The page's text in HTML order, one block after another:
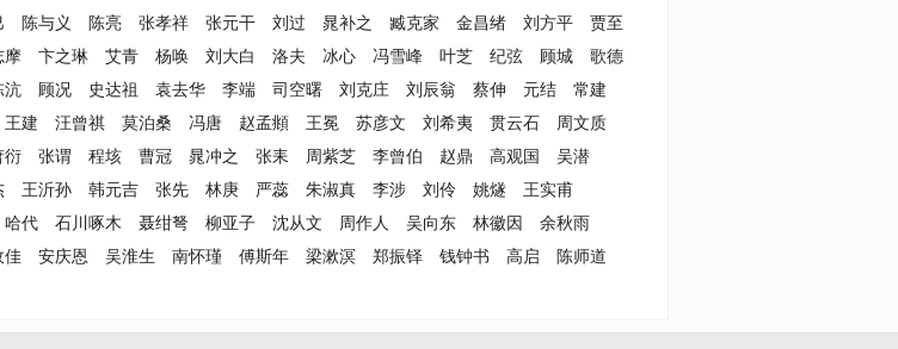
陈与义 陈亮 张孝祥 张元干 刘过 晁补之 臧克家 金昌绪 刘方平
贾至
摩 卞之琳 艾青 杨唤 刘大白 洛夫 冰心 冯雪峰 叶芝 纪弦 顾城
歌德
沆 顾况 史达祖 袁去华 李端 司空曙 刘克庄 刘辰翁 蔡伸 元结
常建
王建 汪曾祺 莫泊桑 冯唐 赵孟頫 王冕 苏彦文 刘希夷 贯云石
周文质
衍 张谓 程垓 曹冠 晁冲之 张耒 周紫芝 李曾伯 赵鼎 高观国
吴潜
王沂孙 韩元吉 张先 林庚 严蕊 朱淑真 李涉 刘伶 姚燧
王实甫
哈代 石川啄木 聂绀弩 柳亚子 沈从文 周作人 吴向东 林徽因
余秋雨
佳 安庆恩 吴淮生 南怀瑾 傅斯年 梁漱溟 郑振铎 钱钟书 高启
陈师道